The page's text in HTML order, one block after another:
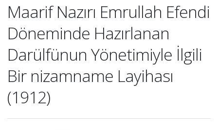
Maarif Nazırı Emrullah Efendi
Döneminde Hazırlanan
Darülfünun Yönetimiyle İlgili
Bir nizamname Layihası
(1912)